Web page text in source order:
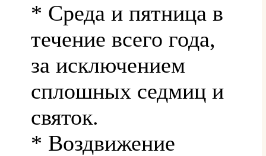
* Среда и пятница в
течение всего года,
за исключением
сплошных седмиц и
святок.
* Воздвижение